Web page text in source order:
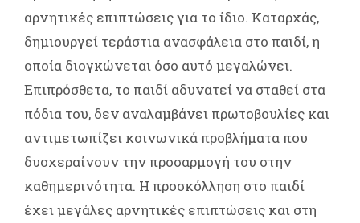
αρνητικές επιπτώσεις για το ίδιο. Καταρχάς,
δημιουργεί τεράστια ανασφάλεια στο παιδί, η
οποία διογκώνεται όσο αυτό μεγαλώνει.
Επιπρόσθετα, το παιδί αδυνατεί να σταθεί στα
πόδια του, δεν αναλαμβάνει πρωτοβουλίες και
αντιμετωπίζει κοινωνικά προβλήματα που
δυσχεραίνουν την προσαρμογή του στην
καθημερινότητα. Η προσκόλληση στο παιδί
έχει μεγάλες αρνητικές επιπτώσεις και στη